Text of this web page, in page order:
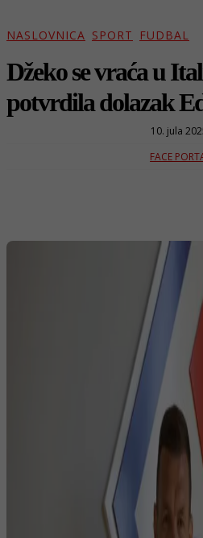
NASLOVNICA SPORT FUDBAL
Džeko se vraća u
potvrdila dolazak
10. jula
FACE